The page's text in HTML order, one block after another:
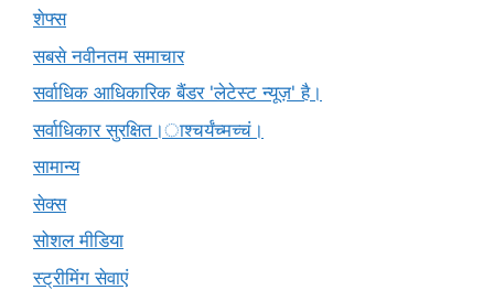
शेफ्स
सबसे नवीनतम समाचार
सर्वाधिक आधिकारिक बैंडर 'लेटेस्ट न्यूज़' है।
सर्वाधिकार सुरक्षित।ाश्चर्यंच्मच्चं।
सामान्य
सेक्स
सोशल मीडिया
स्ट्रीमिंग सेवाएं